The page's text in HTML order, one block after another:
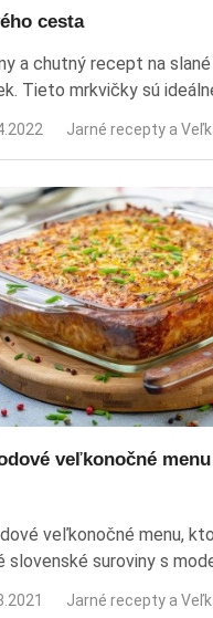
cesta
a chutný recept na
Tieto mrkvičky sú
počas veľkonočných
nielen chuťou, ale aj
kreatívne
originálne recepty,
Jarné recepty a
veľkonočné menu
veľkonočné menu,
slovenské suroviny s
technikami. Recepty
Jarné recepty a